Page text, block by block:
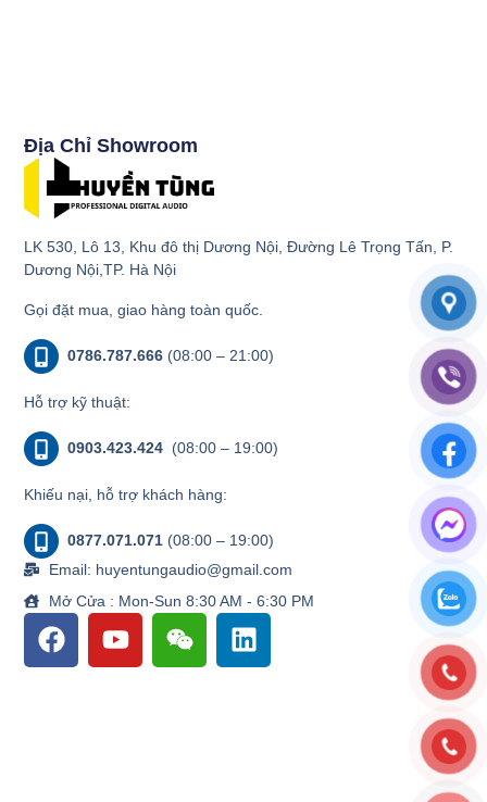
Địa Chỉ Showroom
LK 530, Lô 13, Khu đô thị Dương Nội, Đường Lê Trọng Tấn, P.
Dương Nội,TP. Hà Nội
Gọi đặt mua, giao hàng toàn quốc.
0786.787.666 (08:00 – 21:00)
Hỗ trợ kỹ thuật:
0903.423.424 (08:00 – 19:00)
Khiếu nại, hỗ trợ khách hàng:
0877.071.071 (08:00 – 19:00)
Email: huyentungaudio@gmail.com
Mở Cửa : Mon-Sun 8:30 AM - 6:30 PM